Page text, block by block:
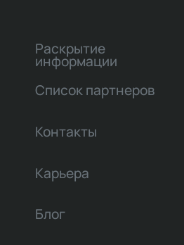
Раскрытие
информации
Список партнеров
Контакты
Карьера
Блог